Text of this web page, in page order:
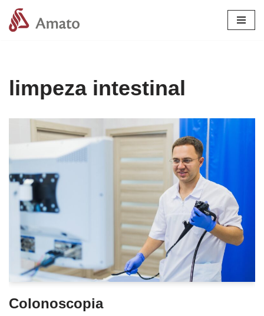
Pular
limpeza intestinal
Colonoscopia